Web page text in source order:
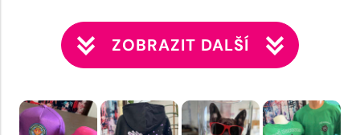
ZOBRAZIT DALŠÍ